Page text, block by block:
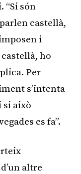
“Si són
castellà,
i
ho
Per
s’intenta
si això
es fa”.
altre